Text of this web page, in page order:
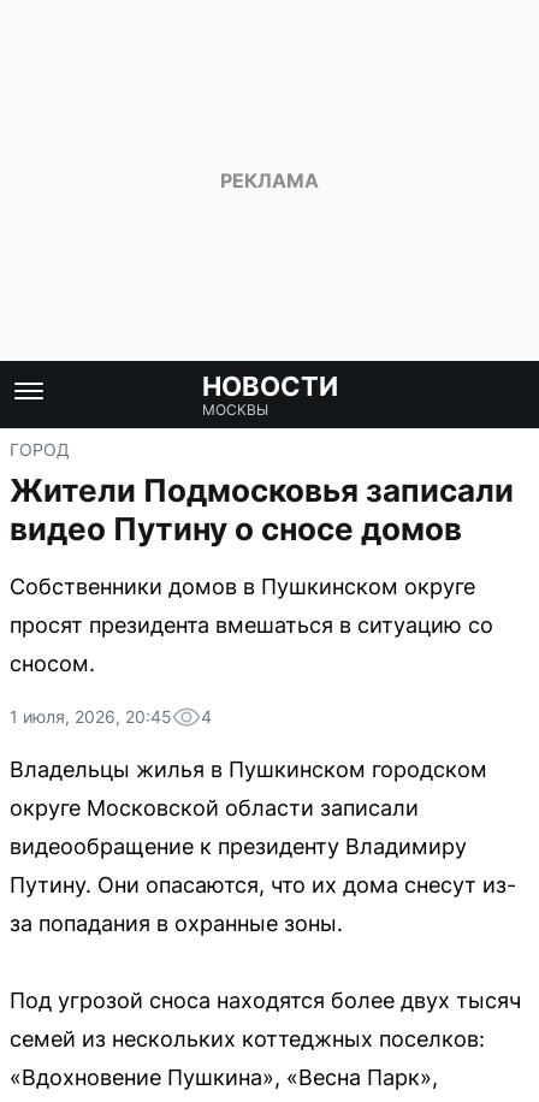
НОВОСТИ
МОСКВЫ
ГОРОД
Жители Подмосковья записали
видео Путину о сносе домов
Собственники домов в Пушкинском округе
просят президента вмешаться в ситуацию со
сносом.
1 июля, 2026, 20:45 4
Владельцы жилья в Пушкинском городском
округе Московской области записали
видеообращение к президенту Владимиру
Путину. Они опасаются, что их дома снесут из-
за попадания в охранные зоны.
Под угрозой сноса находятся более двух тысяч
семей из нескольких коттеджных поселков:
«Вдохновение Пушкина», «Весна Парк»,